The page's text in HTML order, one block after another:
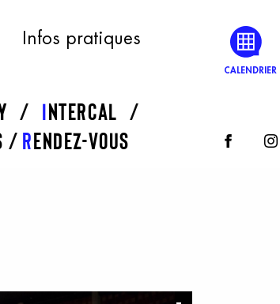
Infos pratiques
Intercal
Rendez-vous
CALENDRIER